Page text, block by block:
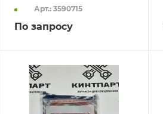
Арт.: 3590715
По запросу